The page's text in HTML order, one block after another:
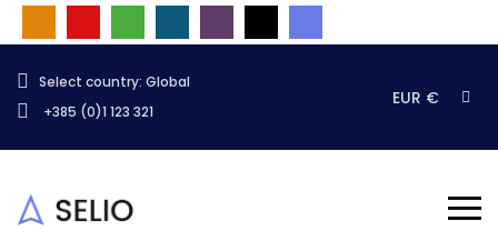
Select country: Global
+385 (0)1 123 321
EUR €